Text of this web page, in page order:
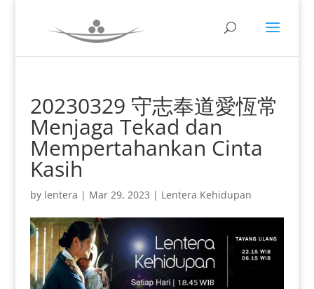
20230329 守志奉道愛恆常
Menjaga Tekad dan
Mempertahankan Cinta
Kasih
by lentera | Mar 29, 2023 | Lentera Kehidupan